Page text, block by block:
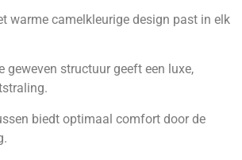
warme camel­kleurige design past in elk
geweven structuur geeft een luxe,
biedt optimaal comfort door de